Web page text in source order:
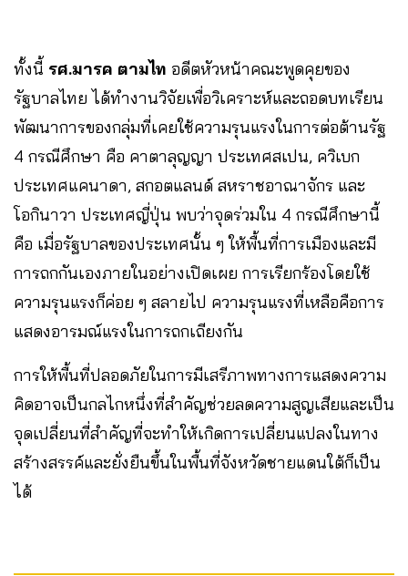
ทั้งนี้ รศ.มารค ตามไท อดีตหัวหน้าคณะพูดคุยของ
รัฐบาลไทย ได้ทำงานวิจัยเพื่อวิเคราะห์และถอดบทเรียน
พัฒนาการของกลุ่มที่เคยใช้ความรุนแรงในการต่อต้านรัฐ
4 กรณีศึกษา คือ คาตาลุญญา ประเทศสเปน, ควิเบก
ประเทศแคนาดา, สกอตแลนด์ สหราชอาณาจักร และ
โอกินาวา ประเทศญี่ปุ่น พบว่าจุดร่วมใน 4 กรณีศึกษานี้
คือ เมื่อรัฐบาลของประเทศนั้น ๆ ให้พื้นที่การเมืองและมี
การถกกันเองภายในอย่างเปิดเผย การเรียกร้องโดยใช้
ความรุนแรงก็ค่อย ๆ สลายไป ความรุนแรงที่เหลือคือการ
แสดงอารมณ์แรงในการถกเถียงกัน
การให้พื้นที่ปลอดภัยในการมีเสรีภาพทางการแสดงความ
คิดอาจเป็นกลไกหนึ่งที่สำคัญช่วยลดความสูญเสียและเป็น
จุดเปลี่ยนที่สำคัญที่จะทำให้เกิดการเปลี่ยนแปลงในทาง
สร้างสรรค์และยั่งยืนขึ้นในพื้นที่จังหวัดชายแดนใต้ก็เป็น
ได้